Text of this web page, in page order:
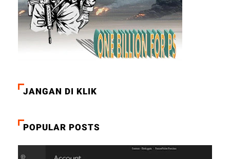
JANGAN DI KLIK
POPULAR POSTS